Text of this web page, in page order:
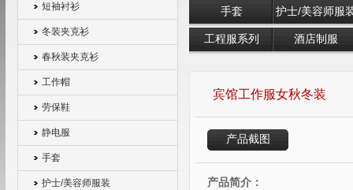
短袖衬衫
冬装夹克衫
春秋装夹克衫
工作帽
劳保鞋
静电服
手套
护士/美容师服装
手套 护士/美容师服
工程服系列 酒店制服
宾馆工作服女秋冬装
产品截图
产品简介：